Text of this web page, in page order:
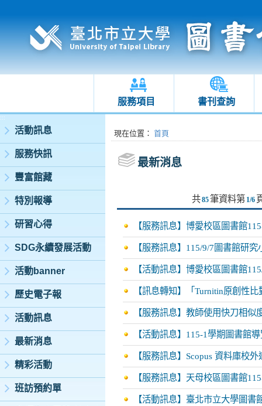
服務項目 書刊查詢
:::
活動訊息
服務快訊
豐富館藏
特別報導
研習心得
SDG永續發展活動
活動banner
歷史電子報
活動訊息
最新消息
精彩活動
班訪預約單
:::現在位置 ： 首頁
最新消息
共85筆資料第 1/6
【服務訊息】博愛校區圖書館
【服務訊息】115/9/7圖書館研
【活動訊息】博愛校區圖書館
【訊息轉知】「Turnitin原創性
【服務訊息】教師使用快刀相似
【活動訊息】115-1學期圖書館
【服務訊息】Scopus 資料庫校
【服務訊息】天母校區圖書館
【活動訊息】臺北市立大學圖